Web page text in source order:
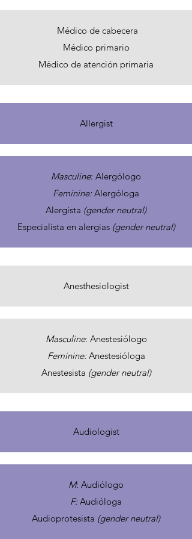
Médico de cabecera
Médico primario
Médico de atención primaria
Allergist
Masculine: Alergólogo
Feminine:Alergóloga
Alergista (gender neutral)
Especialista en alergias (gender neutral)
Anesthesiologist
Masculine: Anestesiólogo
Feminine:Anestesióloga
Anestesista (gender neutral)
Audiologist
M: Audiólogo
F:Audióloga
Audioprotesista (gender neutral)